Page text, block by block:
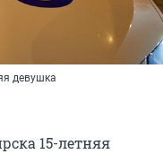
девушка
15-летняя